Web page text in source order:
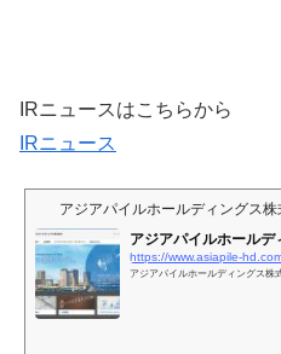
IRニュースはこちらから
IRニュース
アジアパイルホールディングス株
アジアパイルホールデ
https://www.asiapile-
アジアパイルホールディングス株